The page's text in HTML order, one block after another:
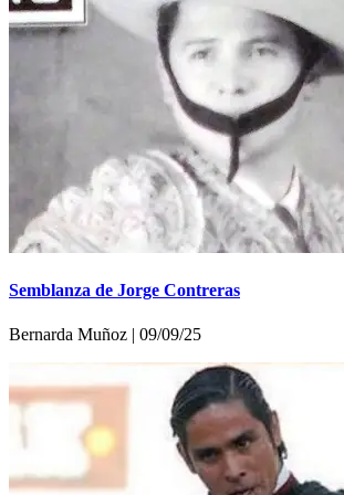
Semblanza de Jorge Contreras
Bernarda Muñoz | 09/09/25